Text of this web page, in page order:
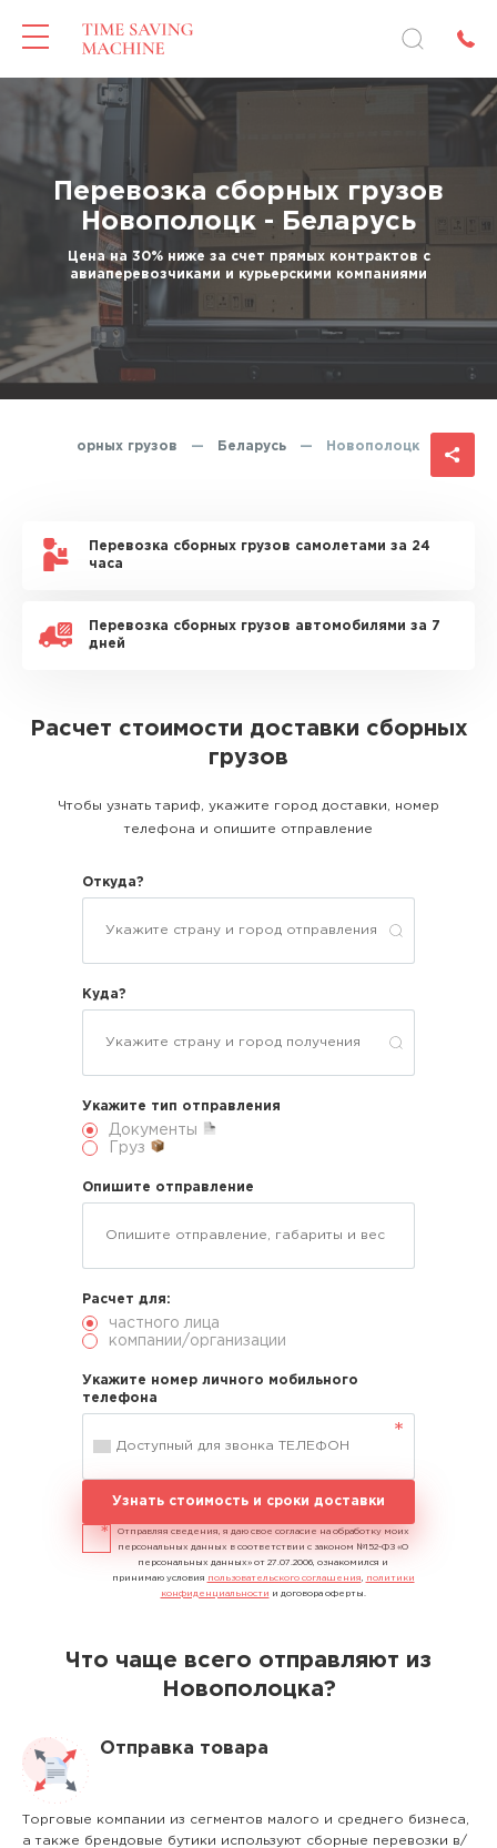
Перевозка сборных грузов
Новополоцк - Беларусь
Цена на 30% ниже за счет прямых контрактов с
авиаперевозчиками и курьерскими компаниями
сборных грузов — Беларусь — Новополоцк
Перевозка сборных грузов самолетами за 24
часа
Перевозка сборных грузов автомобилями за 7
дней
Расчет стоимости доставки сборных
грузов
Чтобы узнать тариф, укажите город доставки, номер
телефона и опишите отправление
Откуда?
Куда?
Укажите тип отправления
Документы
Груз
Опишите отправление
Расчет для:
частного лица
компании/организации
Укажите номер личного мобильного
телефона
Узнать стоимость и сроки доставки
Отправляя сведения, я даю свое согласие на обработку моих
персональных данных в соответствии с законом №152-ФЗ «О
персональных данных» от 27.07.2006, ознакомился и
принимаю условия пользовательского соглашения
политики
конфиденциальности и договора оферты.
Что чаще всего отправляют из
Новополоцка?
Отправка товара
Торговые компании из сегментов малого и среднего бизнеса,
а также брендовые бутики используют сборные перевозки в/